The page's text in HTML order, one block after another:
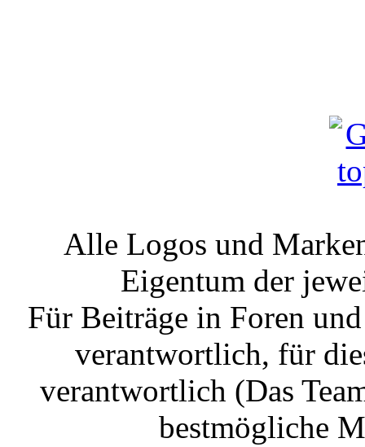
Alle Logos und
Eigentum der
Für Beiträge in Foren
verantwortlich, für
verantwortlich (Das
bestmögliche